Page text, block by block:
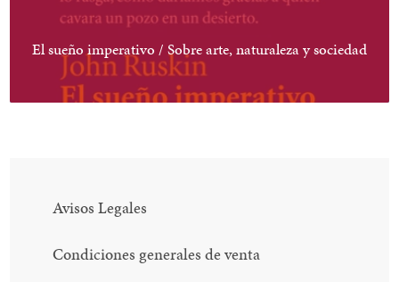
El sueño imperativo / Sobre arte, naturaleza y sociedad
Avisos Legales
Condiciones generales de venta